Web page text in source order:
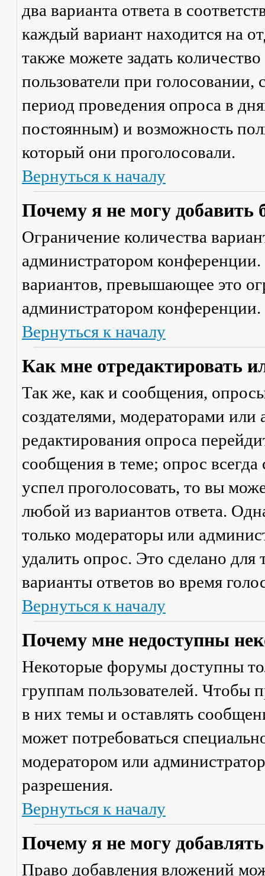
два варианта ответа в
каждый вариант находится на
также можете задать
пользователи при
период проведения опроса в
постоянным) и возможность
который они проголосовали.
Вернуться к началу
Почему я не могу добавить
Ограничение количества
администратором
вариантов, превышающее это
администратором конференции.
Вернуться к началу
Как мне отредактировать
Так же, как и сообщения,
создателями, модераторами
редактирования опроса
сообщения в теме; опрос
успел проголосовать, то вы
любой из вариантов ответа.
только модераторы или
удалить опрос. Это сделано для
варианты ответов во время
Вернуться к началу
Почему мне недоступны
Некоторые форумы доступны
группам пользователей. Чтобы
в них темы и оставлять
может потребоваться
модератором или
разрешения.
Вернуться к началу
Почему я не могу
Право добавления вложений